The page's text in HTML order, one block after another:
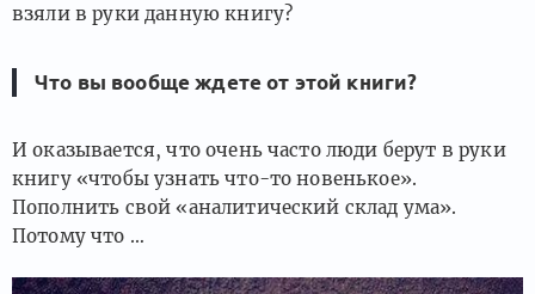
взяли в руки данную книгу?
Что вы вообще ждете от этой книги?
И оказывается, что очень часто люди берут в руки
книгу «чтобы узнать что-то новенькое».
Пополнить свой «аналитический склад ума».
Потому что …